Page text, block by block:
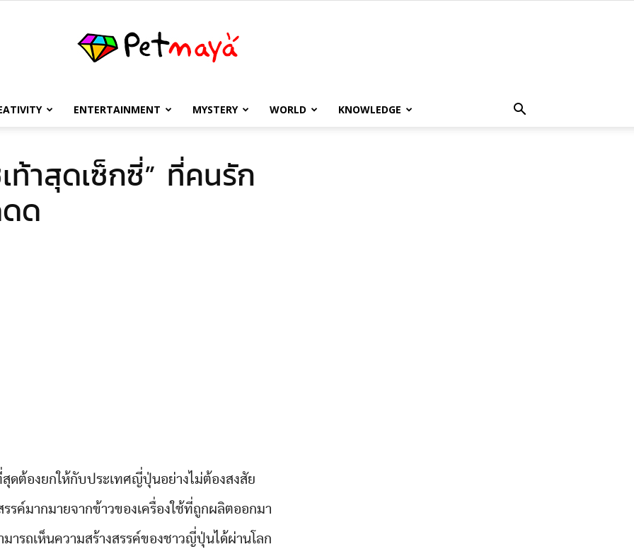
เพชร
ENTERTAINMENT MYSTERY WORLD KNOWLEDGE
าสุดเซ็กซี่” ที่คนรัก
ด
ดต้องยกให้กับประเทศญี่ปุ่นอย่างไม่ต้องสงสัย
รรค์มากมายจากข้าวของเครื่องใช้ที่ถูกผลิตออกมา
ารถเห็นความสร้างสรรค์ของชาวญี่ปุ่นได้ผ่านโลก